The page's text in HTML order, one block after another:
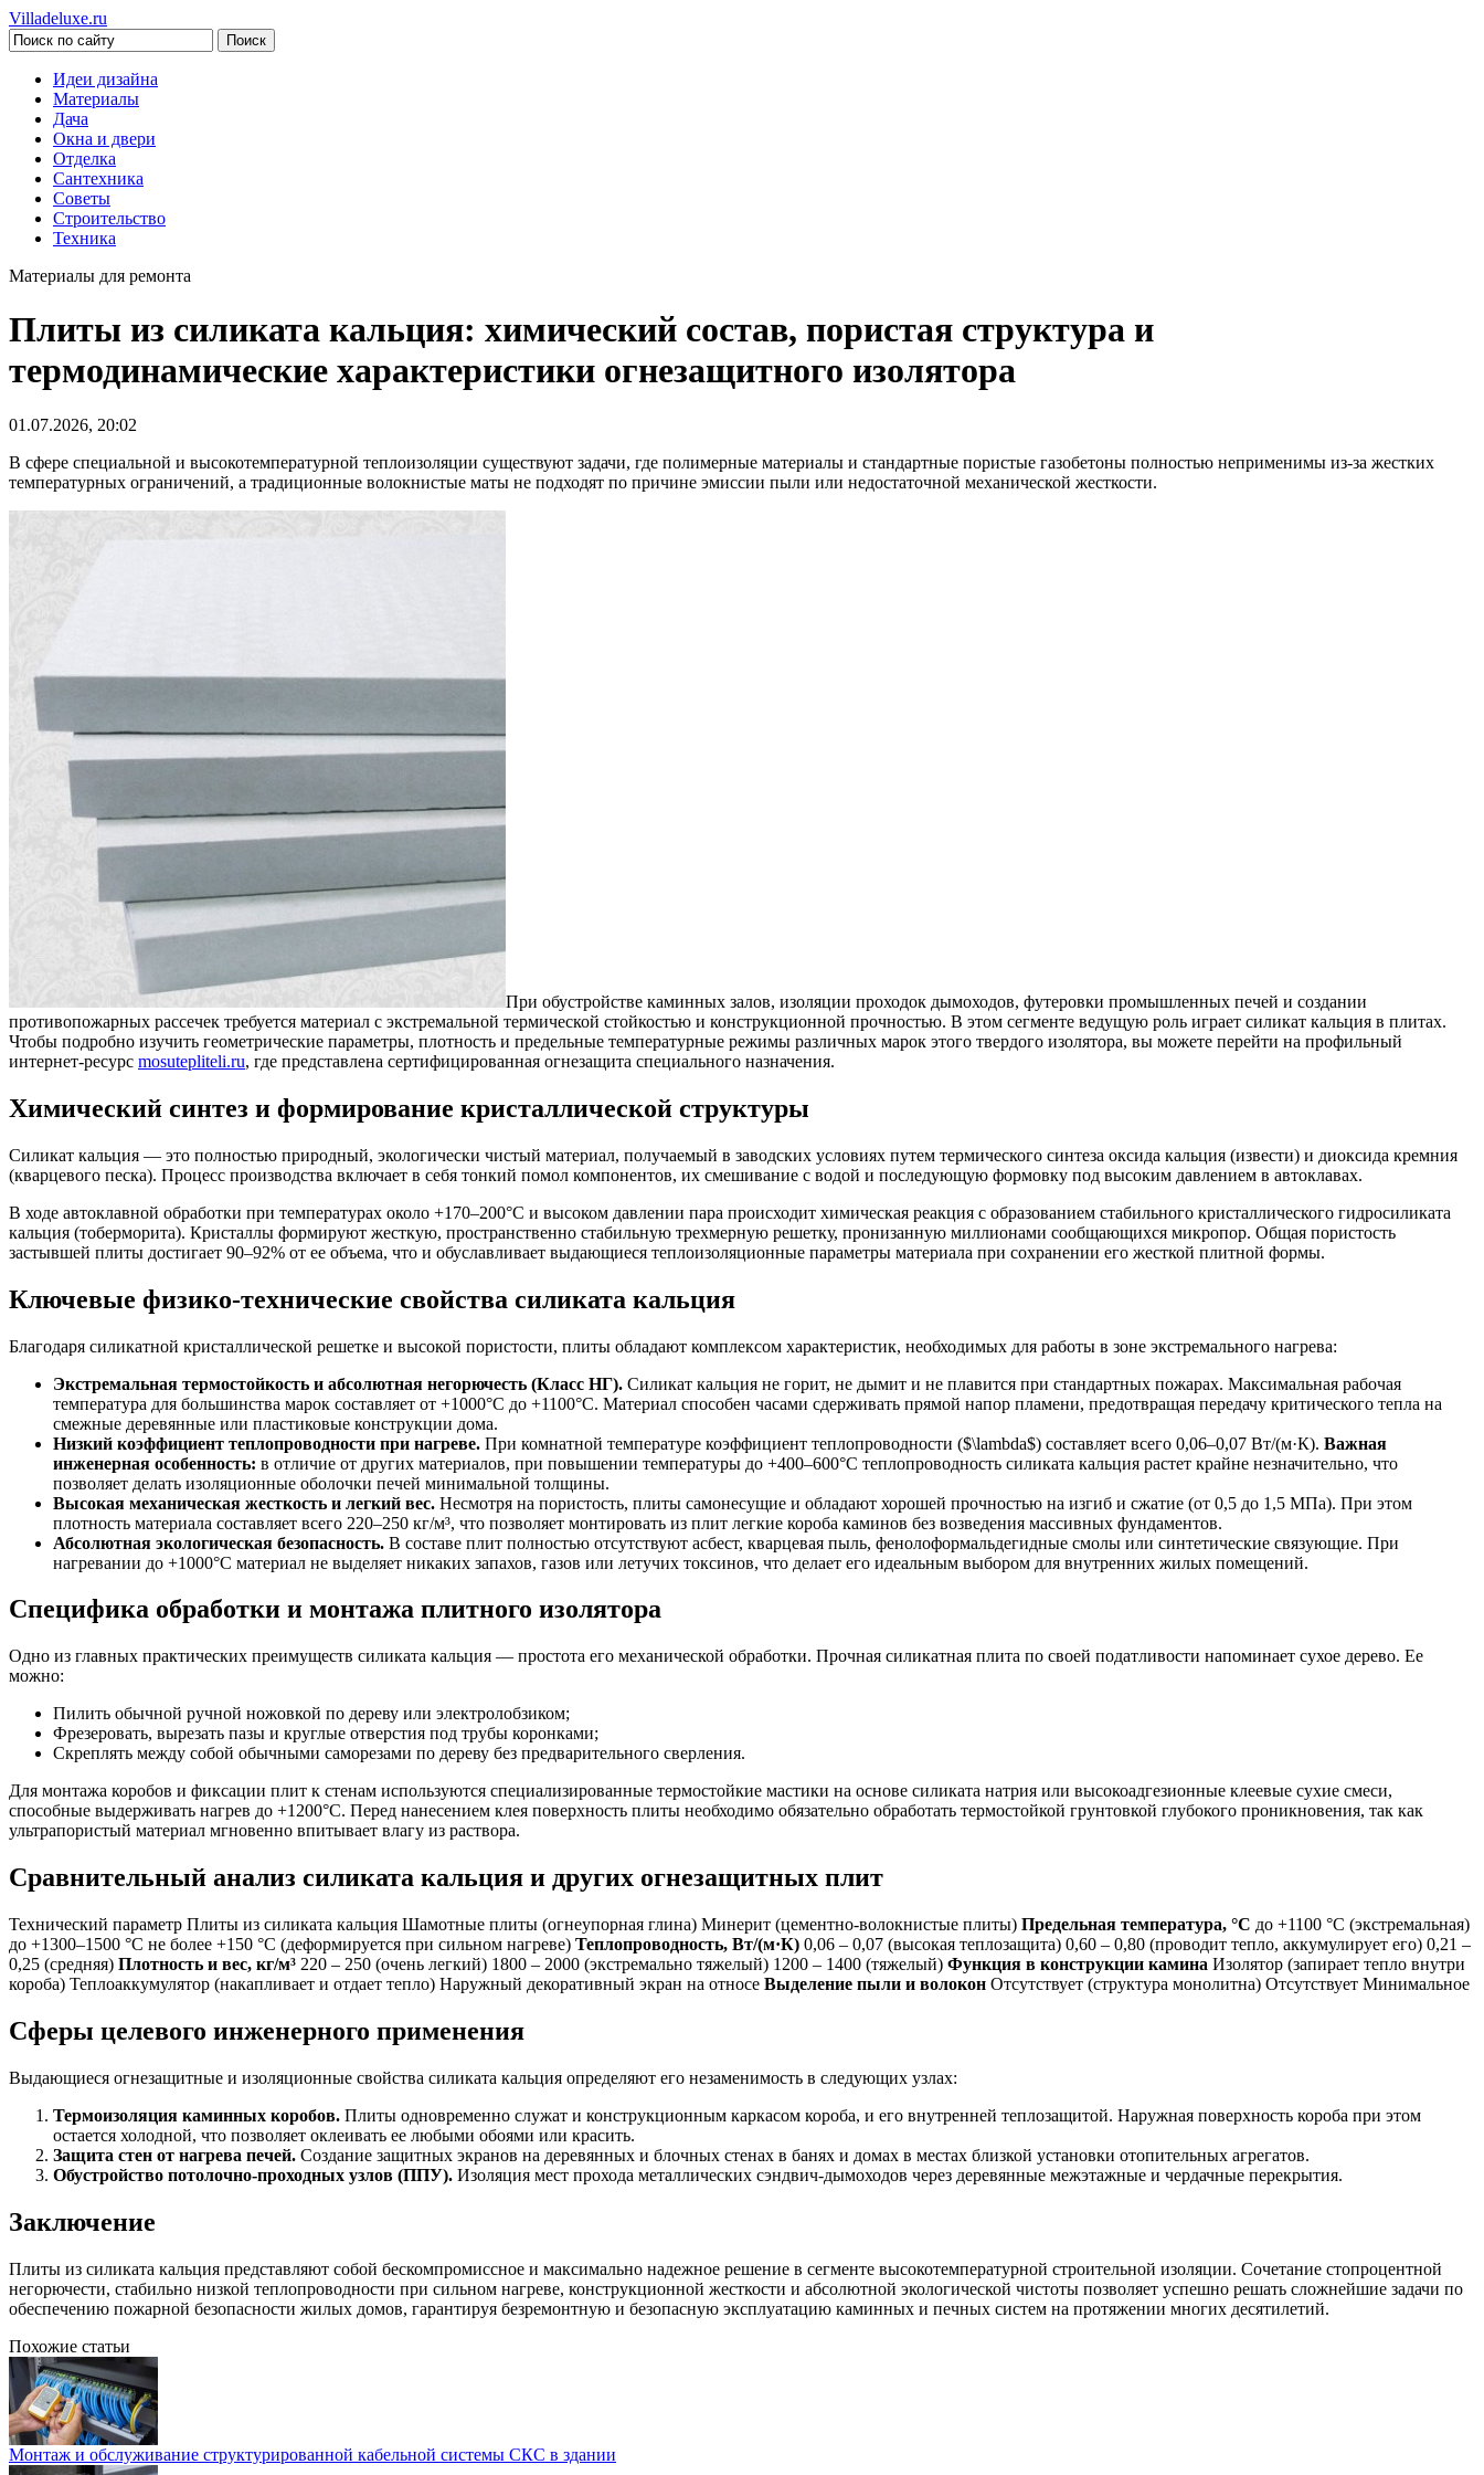
Villadeluxe.ru
Идеи дизайна
Материалы
Дача
Окна и двери
Отделка
Сантехника
Советы
Строительство
Техника
Материалы для ремонта
Плиты из силиката кальция: химический состав, пористая структура и
термодинамические характеристики огнезащитного изолятора
01.07.2026, 20:02
В сфере специальной и высокотемпературной теплоизоляции существуют задачи, где полимерные материалы и стандартные пористые газобетоны полностью неприменимы из-за жестких
температурных ограничений, а традиционные волокнистые маты не подходят по причине эмиссии пыли или недостаточной механической жесткости.
При обустройстве каминных залов, изоляции проходок дымоходов, футеровки промышленных печей и создании
противопожарных рассечек требуется материал с экстремальной термической стойкостью и конструкционной прочностью. В этом сегменте ведущую роль играет силикат кальция в плитах.
Чтобы подробно изучить геометрические параметры, плотность и предельные температурные режимы различных марок этого твердого изолятора, вы можете перейти на профильный
интернет-ресурс mosutepliteli.ru, где представлена сертифицированная огнезащита специального назначения.
Химический синтез и формирование кристаллической структуры
Силикат кальция — это полностью природный, экологически чистый материал, получаемый в заводских условиях путем термического синтеза оксида кальция (извести) и диоксида кремния
(кварцевого песка). Процесс производства включает в себя тонкий помол компонентов, их смешивание с водой и последующую формовку под высоким давлением в автоклавах.
В ходе автоклавной обработки при температурах около +170–200°C и высоком давлении пара происходит химическая реакция с образованием стабильного кристаллического гидросиликата
кальция (тоберморита). Кристаллы формируют жесткую, пространственно стабильную трехмерную решетку, пронизанную миллионами сообщающихся микропор. Общая пористость
застывшей плиты достигает 90–92% от ее объема, что и обуславливает выдающиеся теплоизоляционные параметры материала при сохранении его жесткой плитной формы.
Ключевые физико-технические свойства силиката кальция
Благодаря силикатной кристаллической решетке и высокой пористости, плиты обладают комплексом характеристик, необходимых для работы в зоне экстремального нагрева:
Экстремальная термостойкость и абсолютная негорючесть (Класс НГ). Силикат кальция не горит, не дымит и не плавится при стандартных пожарах. Максимальная рабочая
температура для большинства марок составляет от +1000°C до +1100°C. Материал способен часами сдерживать прямой напор пламени, предотвращая передачу критического тепла на
смежные деревянные или пластиковые конструкции дома.
Низкий коэффициент теплопроводности при нагреве. При комнатной температуре коэффициент теплопроводности ($\lambda$) составляет всего 0,06–0,07 Вт/(м·К). Важная
инженерная особенность: в отличие от других материалов, при повышении температуры до +400–600°C теплопроводность силиката кальция растет крайне незначительно, что
позволяет делать изоляционные оболочки печей минимальной толщины.
Высокая механическая жесткость и легкий вес. Несмотря на пористость, плиты самонесущие и обладают хорошей прочностью на изгиб и сжатие (от 0,5 до 1,5 МПа). При этом
плотность материала составляет всего 220–250 кг/м³, что позволяет монтировать из плит легкие короба каминов без возведения массивных фундаментов.
Абсолютная экологическая безопасность. В составе плит полностью отсутствуют асбест, кварцевая пыль, фенолоформальдегидные смолы или синтетические связующие. При
нагревании до +1000°C материал не выделяет никаких запахов, газов или летучих токсинов, что делает его идеальным выбором для внутренних жилых помещений.
Специфика обработки и монтажа плитного изолятора
Одно из главных практических преимуществ силиката кальция — простота его механической обработки. Прочная силикатная плита по своей податливости напоминает сухое дерево. Ее
можно:
Пилить обычной ручной ножовкой по дереву или электролобзиком;
Фрезеровать, вырезать пазы и круглые отверстия под трубы коронками;
Скреплять между собой обычными саморезами по дереву без предварительного сверления.
Для монтажа коробов и фиксации плит к стенам используются специализированные термостойкие мастики на основе силиката натрия или высокоадгезионные клеевые сухие смеси,
способные выдерживать нагрев до +1200°C. Перед нанесением клея поверхность плиты необходимо обязательно обработать термостойкой грунтовкой глубокого проникновения, так как
ультрапористый материал мгновенно впитывает влагу из раствора.
Сравнительный анализ силиката кальция и других огнезащитных плит
Технический параметр Плиты из силиката кальция Шамотные плиты (огнеупорная глина) Минерит (цементно-волокнистые плиты) Предельная температура, °C до +1100 °C (экстремальная)
до +1300–1500 °C не более +150 °C (деформируется при сильном нагреве) Теплопроводность, Вт/(м·К) 0,06 – 0,07 (высокая теплозащита) 0,60 – 0,80 (проводит тепло, аккумулирует его) 0,21 –
0,25 (средняя) Плотность и вес, кг/м³ 220 – 250 (очень легкий) 1800 – 2000 (экстремально тяжелый) 1200 – 1400 (тяжелый) Функция в конструкции камина Изолятор (запирает тепло внутри
короба) Теплоаккумулятор (накапливает и отдает тепло) Наружный декоративный экран на относе Выделение пыли и волокон Отсутствует (структура монолитна) Отсутствует Минимальное
Сферы целевого инженерного применения
Выдающиеся огнезащитные и изоляционные свойства силиката кальция определяют его незаменимость в следующих узлах:
Термоизоляция каминных коробов. Плиты одновременно служат и конструкционным каркасом короба, и его внутренней теплозащитой. Наружная поверхность короба при этом
остается холодной, что позволяет оклеивать ее любыми обоями или красить.
Защита стен от нагрева печей. Создание защитных экранов на деревянных и блочных стенах в банях и домах в местах близкой установки отопительных агрегатов.
Обустройство потолочно-проходных узлов (ППУ). Изоляция мест прохода металлических сэндвич-дымоходов через деревянные межэтажные и чердачные перекрытия.
Заключение
Плиты из силиката кальция представляют собой бескомпромиссное и максимально надежное решение в сегменте высокотемпературной строительной изоляции. Сочетание стопроцентной
негорючести, стабильно низкой теплопроводности при сильном нагреве, конструкционной жесткости и абсолютной экологической чистоты позволяет успешно решать сложнейшие задачи по
обеспечению пожарной безопасности жилых домов, гарантируя безремонтную и безопасную эксплуатацию каминных и печных систем на протяжении многих десятилетий.
Похожие статьи
Монтаж и обслуживание структурированной кабельной системы СКС в здании